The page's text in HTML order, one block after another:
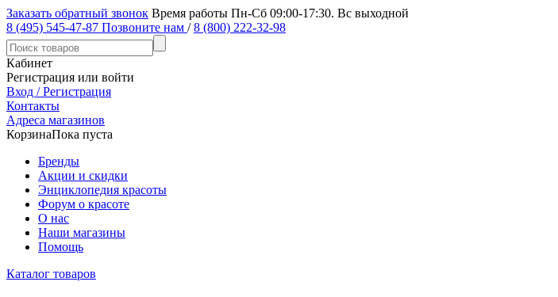
Заказать обратный звонок Время работы Пн-Сб 09:00-17:30. Вс выходной
8 (495) 545-47-87 Позвоните нам / 8 (800) 222-32-98
Кабинет
Регистрация или войти
Вход / Регистрация
Контакты
Адреса магазинов
КорзинаПока пуста
Бренды
Акции и скидки
Энциклопедия красоты
Форум о красоте
О нас
Наши магазины
Помощь
Каталог товаров